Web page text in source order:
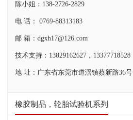
陈小姐：138-2726-2829
电 话： 0769-88313183
邮 箱：dgxh17@126.com
技术支持：13829162627，13377718528
地 址：广东省东莞市道滘镇蔡新路36号
橡胶制品，轮胎试验机系列